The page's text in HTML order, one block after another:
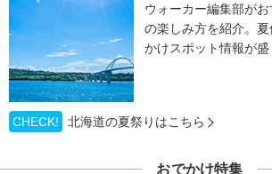
ウォーカー編集部が
の楽しみ方を紹介。
かけスポット情報が盛
CHECK! 北海道の夏祭りはこちら
おでかけ特集